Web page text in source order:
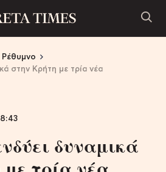
Ρέθυμνο
στην Κρήτη με τρία νέα
δυναμικά